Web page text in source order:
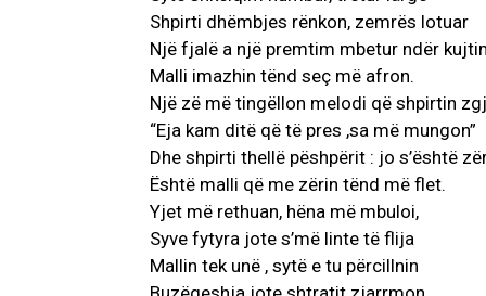
Shpirti dhëmbjes rënkon, zemrës lotuar
Një fjalë a një premtim mbetur ndër
Malli imazhin tënd seç më afron.
Një zë më tingëllon melodi që shpirtin
“Eja kam ditë që të pres ,sa më mungon”
Dhe shpirti thellë pëshpërit : jo s’është
Është malli që me zërin tënd më flet.
Yjet më rethuan, hëna më mbuloi,
Syve fytyra jote s’më linte të flija
Mallin tek unë , sytë e tu përcillnin